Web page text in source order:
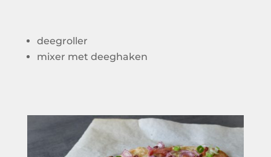
deegroller
mixer met deeghaken